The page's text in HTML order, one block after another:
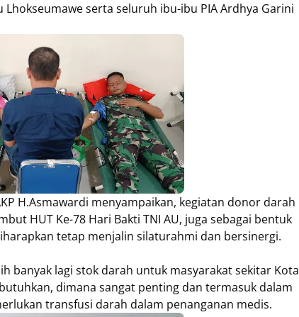
serta seluruh ibu-ibu PIA Ardhya Garini
H.Asmawardi menyampaikan, kegiatan donor darah
HUT Ke-78 Hari Bakti TNI AU, juga sebagai bentuk
tetap menjalin silaturahmi dan bersinergi.
banyak lagi stok darah untuk masyarakat sekitar Kota
dimana sangat penting dan termasuk dalam
transfusi darah dalam penanganan medis.